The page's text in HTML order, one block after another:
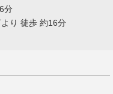
分
り 徒歩 約16分